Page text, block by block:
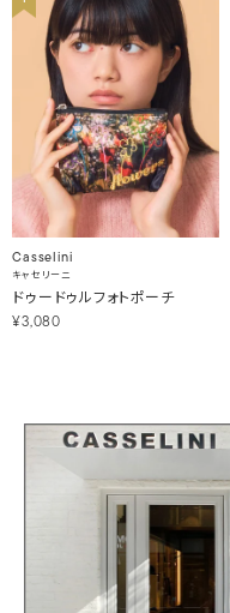
Casselini
キャセリーニ
ドゥードゥルフォトポーチ
¥3,080